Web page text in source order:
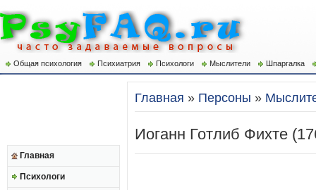
Общая психология Психиатрия Психологи Мыслители Шпаргалка
Главная
Психологи
Главная » Персоны »
Иоганн Готлиб Фихте